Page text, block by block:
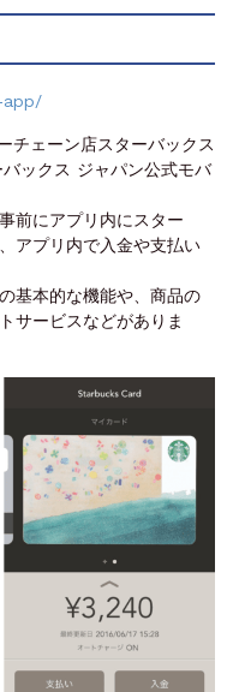
app/
チェーン店スターバックス
ックス ジャパン公式モバ
前にアプリ内にスター
アプリ内で入金や支払い
基本的な機能や、商品の
サービスなどがありま